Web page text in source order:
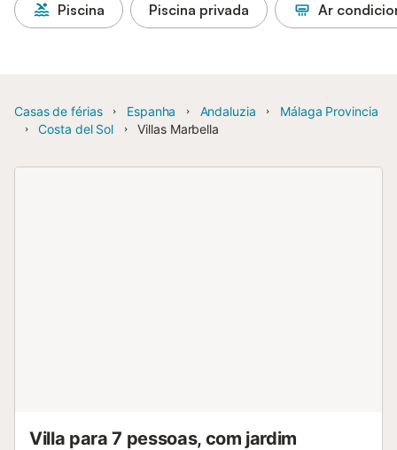
Piscina Piscina privada Ar
Casas de férias Espanha Andaluzia
Málaga Provincia
Costa del Sol
Villas Marbella
Villa para 7 pessoas, com jardim